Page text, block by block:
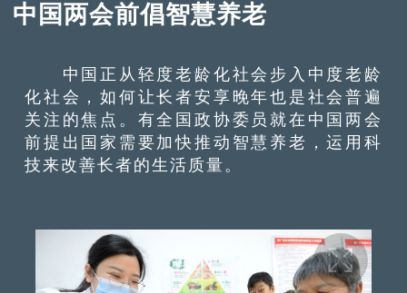
中国两会前倡智慧养老
中国正从轻度老龄化社会步入中度老龄
化社会，如何让长者安享晚年也是社会普遍
关注的焦点。有全国政协委员就在中国两会
前提出国家需要加快推动智慧养老，运用科
技来改善长者的生活质量。